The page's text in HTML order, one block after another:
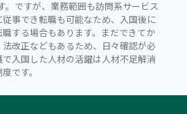
。ですが、業務範囲も訪問系サービス
事でき転職も可能なため、入国後に
する場合もあります。まだできてか
改正などもあるため、日々確認が必
入国した人材の活躍は人材不足解消
です。